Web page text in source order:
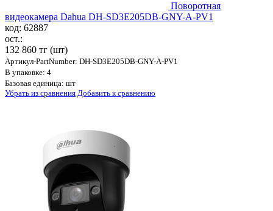
Поворотная
видеокамера Dahua DH-SD3E205DB-GNY-A-PV1
код: 62887
ост.:
132 860 тг (шт)
Артикул-PartNumber: DH-SD3E205DB-GNY-A-PV1
В упаковке: 4
Базовая единица: шт
Убрать из сравнения Добавить к сравнению